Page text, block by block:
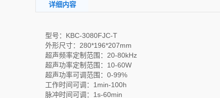
详细内容
型号：KBC-3080FJC-T
外形尺寸：280*196*207mm
超声频率定制范围：20-80kHz
超声功率定制范围：10-60W
超声功率可调范围：0-99%
工作时间可调：1min-100h
脉冲时间可调：1s-60min